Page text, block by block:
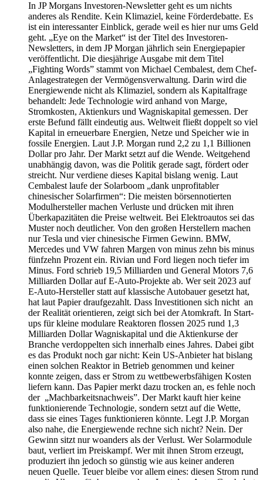
In JP Morgans Investoren-Newsletter geht es um nichts
anderes als Rendite. Kein Klimaziel, keine Förderdebatte. Es
ist ein interessanter Einblick, gerade weil es hier nur ums Geld
geht. „Eye on the Market“ ist der Titel des Investoren-
Newsletters, in dem JP Morgan jährlich sein Energiepapier
veröffentlicht. Die diesjährige Ausgabe mit dem Titel
„Fighting Words” stammt von Michael Cembalest, dem Chef-
Anlagestrategen der Vermögensverwaltung. Darin wird die
Energiewende nicht als Klimaziel, sondern als Kapitalfrage
behandelt: Jede Technologie wird anhand von Marge,
Stromkosten, Aktienkurs und Wagniskapital gemessen. Der
erste Befund fällt eindeutig aus. Weltweit fließt doppelt so viel
Kapital in erneuerbare Energien, Netze und Speicher wie in
fossile Energien. Laut J.P. Morgan rund 2,2 zu 1,1 Billionen
Dollar pro Jahr. Der Markt setzt auf die Wende. Weitgehend
unabhängig davon, was die Politik gerade sagt, fördert oder
streicht. Nur verdiene dieses Kapital bislang wenig. Laut
Cembalest laufe der Solarboom „dank unprofitabler
chinesischer Solarfirmen“: Die meisten börsennotierten
Modulhersteller machen Verluste und drücken mit ihren
Überkapazitäten die Preise weltweit. Bei Elektroautos sei das
Muster noch deutlicher. Von den großen Herstellern machen
nur Tesla und vier chinesische Firmen Gewinn. BMW,
Mercedes und VW fahren Margen von minus zehn bis minus
fünfzehn Prozent ein. Rivian und Ford liegen noch tiefer im
Minus. Ford schrieb 19,5 Milliarden und General Motors 7,6
Milliarden Dollar auf E-Auto-Projekte ab. Wer seit 2023 auf
E-Auto-Hersteller statt auf klassische Autobauer gesetzt hat,
hat laut Papier draufgezahlt. Dass Investitionen sich nicht an
der Realität orientieren, zeigt sich bei der Atomkraft. In Start-
ups für kleine modulare Reaktoren flossen 2025 rund 1,3
Milliarden Dollar Wagniskapital und die Aktienkurse der
Branche verdoppelten sich innerhalb eines Jahres. Dabei gibt
es das Produkt noch gar nicht: Kein US-Anbieter hat bislang
einen solchen Reaktor in Betrieb genommen und keiner
konnte zeigen, dass er Strom zu wettbewerbsfähigen Kosten
liefern kann. Das Papier merkt dazu trocken an, es fehle noch
der „Machbarkeitsnachweis”. Der Markt kauft hier keine
funktionierende Technologie, sondern setzt auf die Wette,
dass sie eines Tages funktionieren könnte. Legt J.P. Morgan
also nahe, die Energiewende rechne sich nicht? Nein. Der
Gewinn sitzt nur woanders als der Verlust. Wer Solarmodule
baut, verliert im Preiskampf. Wer mit ihnen Strom erzeugt,
produziert ihn jedoch so günstig wie aus keiner anderen
neuen Quelle. Teuer bleibe vor allem eines: diesen Strom rund